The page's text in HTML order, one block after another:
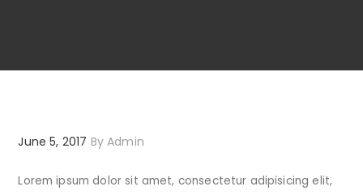
June 5, 2017 ByAdmin
Lorem ipsum dolor sit amet, consectetur adipisicing elit,